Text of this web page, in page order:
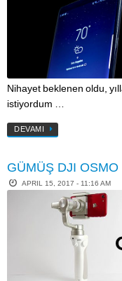
Nihayet beklenen oldu,
istiyordum …
DEVAMI
GÜMÜŞ DJI
APRIL 15, 2017 - 11:16 AM